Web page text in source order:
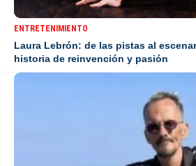
ENTRETENIMIENTO
Laura Lebrón: de las pistas al
historia de reinvención y pasión